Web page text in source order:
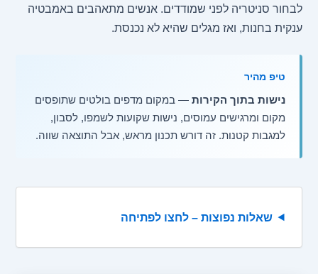
לבחור סניטריה לפני שמודדים. אנשים מתאהבים באמבטיה
ענקית בחנות, ואז מגלים שהיא לא נכנסת.
טיפ מהיר
נישות בתוך הקירות — במקום מדפים בולטים שתופסים
מקום ומרגישים עמוסים, נישות שקועות לשמפו, לסבון,
למגבות קטנות. זה דורש תכנון מראש, אבל התוצאה שווה.
שאלות נפוצות – לחצו לפתיחה